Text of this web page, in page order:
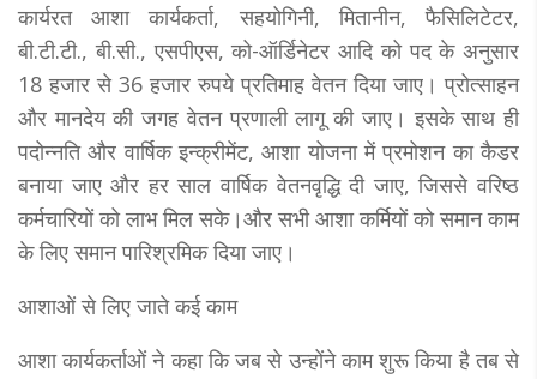
कार्यरत आशा कार्यकर्ता, सहयोगिनी, मितानीन, फैसिलिटेटर,
बी.टी.टी., बी.सी., एसपीएस, को-ऑर्डिनेटर आदि को पद के अनुसार
18 हजार से 36 हजार रुपये प्रतिमाह वेतन दिया जाए। प्रोत्साहन
और मानदेय की जगह वेतन प्रणाली लागू की जाए। इसके साथ ही
पदोन्नति और वार्षिक इन्क्रीमेंट, आशा योजना में प्रमोशन का कैडर
बनाया जाए और हर साल वार्षिक वेतनवृद्धि दी जाए, जिससे वरिष्ठ
कर्मचारियों को लाभ मिल सके।और सभी आशा कर्मियों को समान काम
के लिए समान पारिश्रमिक दिया जाए।
आशाओं से लिए जाते कई काम
आशा कार्यकर्ताओं ने कहा कि जब से उन्होंने काम शुरू किया है तब से